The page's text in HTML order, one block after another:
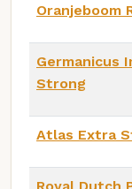
Oranjeboom
Germanicus
Strong
Atlas Extra